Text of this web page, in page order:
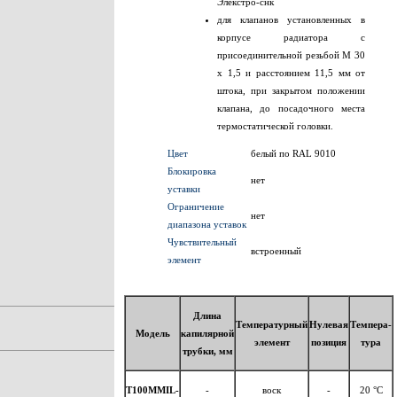
для клапанов установленных в
корпусе радиатора с
присоединительной резьбой M 30
x 1,5 и расстоянием 11,5 мм от
штока, при закрытом положении
клапана, до посадочного места
термостатической головки.
Цвет
белый по RAL 9010
Блокировка
уставки
нет
Ограничение
диапазона уставок
нет
Чувствительный
элемент
встроенный
Модель
Длина
капилярной
трубки, мм
Температурный
элемент
Нулевая
позиция
Темпера-
тура
T100MMIL- - воск - 20 °С